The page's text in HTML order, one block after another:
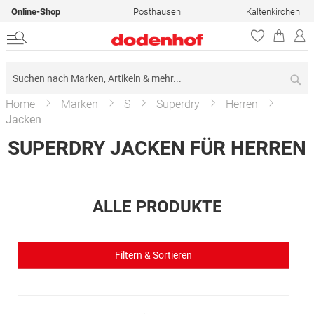
Online-Shop Posthausen Kaltenkirchen
Home Marken S Superdry
Herren
Jacken
SUPERDRY JACKEN FÜR HERREN
ALLE PRODUKTE
Filtern & Sortieren